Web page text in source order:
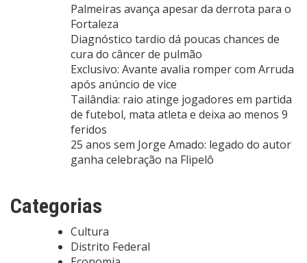
Palmeiras avança apesar da derrota para o
Fortaleza
Diagnóstico tardio dá poucas chances de
cura do câncer de pulmão
Exclusivo: Avante avalia romper com Arruda
após anúncio de vice
Tailândia: raio atinge jogadores em partida
de futebol, mata atleta e deixa ao menos 9
feridos
25 anos sem Jorge Amado: legado do autor
ganha celebração na Flipelô
Categorias
Cultura
Distrito Federal